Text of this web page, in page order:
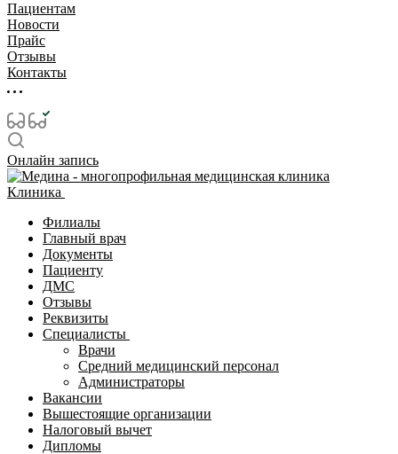
Пациентам
Новости
Прайс
Отзывы
Контакты
Онлайн запись
Клиника
Филиалы
Главный врач
Документы
Пациенту
ДМС
Отзывы
Реквизиты
Специалисты
Врачи
Средний медицинский персонал
Администраторы
Вакансии
Вышестоящие организации
Налоговый вычет
Дипломы